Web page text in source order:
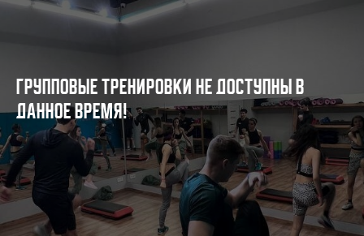
Групповые тренировки не доступны в
данное время!